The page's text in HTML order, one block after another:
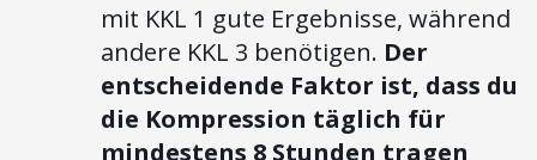
mit KKL 1 gute Ergebnisse, während
andere KKL 3 benötigen. Der
entscheidende Faktor ist, dass du
die Kompression täglich für
mindestens 8 Stunden tragen